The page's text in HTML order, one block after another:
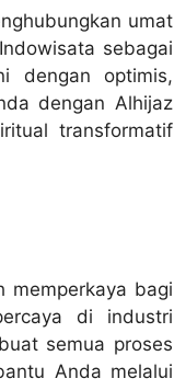
umat
sebagai
dengan optimis,
dengan Alhijaz
transformatif
memperkaya bagi
di industri
semua proses
Anda melalui